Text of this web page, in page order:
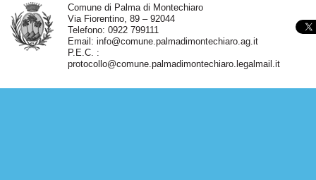
Comune di Palma di Montechiaro
Via Fiorentino, 89 – 92044
Telefono: 0922 799111
Email: info@comune.palmadimontechiaro.ag.it
P.E.C. :
protocollo@comune.palmadimontechiaro.legalmail.it